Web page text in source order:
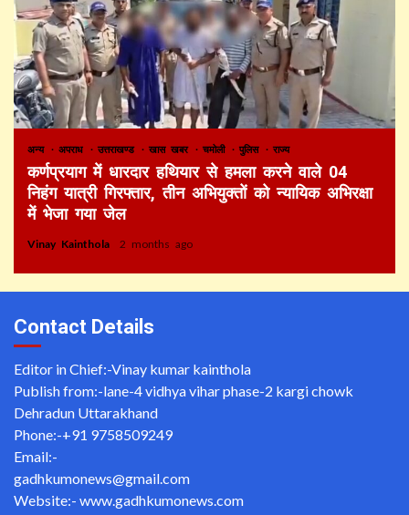
अन्य अपराध उत्तराखण्ड खास खबर चमोली पुलिस राज्य
कर्णप्रयाग में धारदार हथियार से हमला करने वाले 04
निहंग यात्री गिरफ्तार, तीन अभियुक्तों को न्यायिक अभिरक्षा
में भेजा गया जेल
Vinay Kainthola 2 months ago
Contact Details
Editor in Chief:-Vinay kumar kainthola
Publish from:-lane-4 vidhya vihar phase-2 kargi chowk
Dehradun Uttarakhand
Phone:-+91 9758509249
Email:-
gadhkumonews@gmail.com
Website:- www.gadhkumonews.com